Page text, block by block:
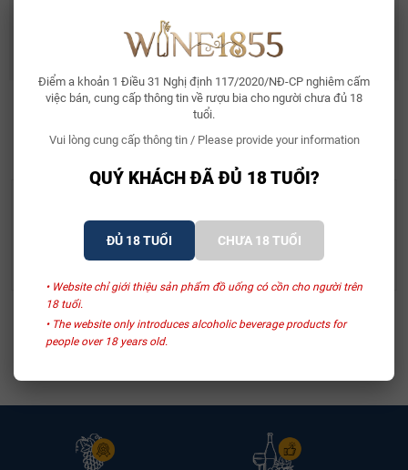
Điểm a khoản 1 Điều 31 Nghị định 117/2020/NĐ-CP nghiêm cấm
việc bán, cung cấp thông tin về rượu bia cho người chưa đủ 18
tuổi.
Vui lòng cung cấp thông tin / Please provide your information
QUÝ KHÁCH ĐÃ ĐỦ 18 TUỔI?
ĐỦ 18 TUỔI CHƯA 18 TUỔI
• Website chỉ giới thiệu sản phẩm đồ uống có cồn cho người trên
18 tuổi.
• The website only introduces alcoholic beverage products for
people over 18 years old.
632.500₫
SẢN PHẨM LIÊN QUAN
Rượu Whisky First
Editions Glengoyne 2007
Rượu Whisky Glengoyne
30 Year Old
Xem thêm